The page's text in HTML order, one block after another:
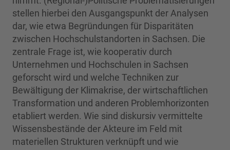
stellen hierbei den Ausgangspunkt der Analysen
dar, wie etwa Begründungen für Disparitäten
zwischen Hochschulstandorten in Sachsen. Die
zentrale Frage ist, wie kooperativ durch
Unternehmen und Hochschulen in Sachsen
geforscht wird und welche Techniken zur
Bewältigung der Klimakrise, der wirtschaftlichen
Transformation und anderen Problemhorizonten
etabliert werden. Wie sind diskursiv vermittelte
Wissensbestände der Akteure im Feld mit
materiellen Strukturen verknüpft und wie